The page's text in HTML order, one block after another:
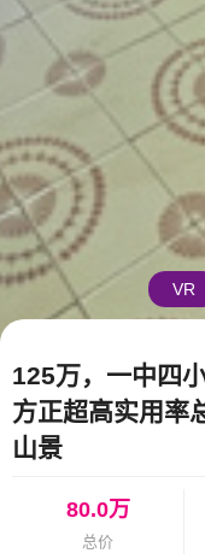
VR
125万，一中四
方正超高实用率
山景
80.0万
总价